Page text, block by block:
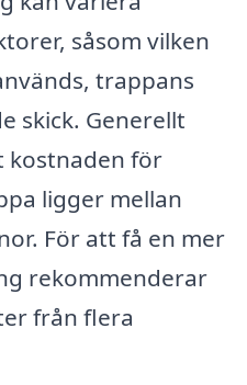
såsom vilken
trappans
skick. Generellt
kostnaden för
ligger mellan
För att få en mer
rekommenderar
från flera